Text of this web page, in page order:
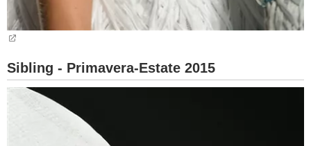
Sibling - Primavera-Estate 2015